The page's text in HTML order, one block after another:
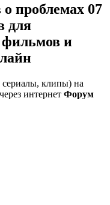
проблемах 07
для
фильмов и
клипы) на
интернет Форум